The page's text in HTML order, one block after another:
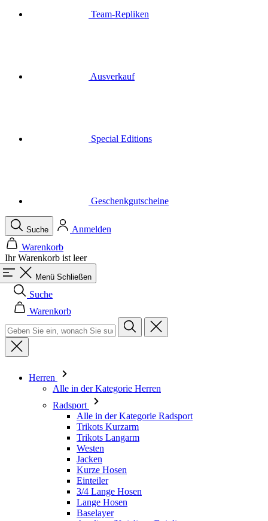
Ihr Warenkorb ist leer
Menü Schließen
Suche
Warenkorb
Herren
Alle in der Kategorie Herren
Trikots Langarm
Westen
Jacken
Kurze Hosen
Einteiler
3/4 Lange Hosen
Lange Hosen
Baselayer
Armlinge/Knielinge/Beinlinge
Caps & Mützen
Handschuhe
Socken
Andere